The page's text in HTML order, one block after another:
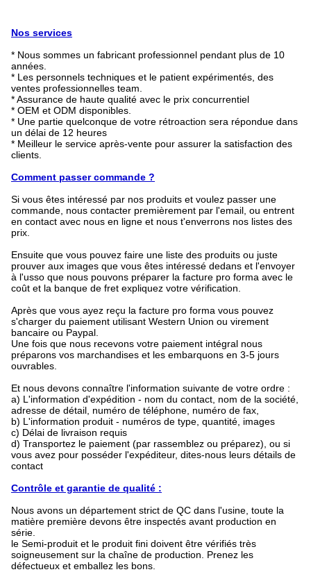
Nos services
* Nous sommes un fabricant professionnel pendant plus de 10
années.
* Les personnels techniques et le patient expérimentés, des
ventes professionnelles team.
* Assurance de haute qualité avec le prix concurrentiel
* OEM et ODM disponibles.
* Une partie quelconque de votre rétroaction sera répondue dans
un délai de 12 heures
* Meilleur le service après-vente pour assurer la satisfaction des
clients.
Comment passer commande ?
Si vous êtes intéressé par nos produits et voulez passer une
commande, nous contacter premièrement par l'email, ou entrent
en contact avec nous en ligne et nous t'enverrons nos listes des
prix.
Ensuite que vous pouvez faire une liste des produits ou juste
prouver aux images que vous êtes intéressé dedans et l'envoyer
à l'usso que nous pouvons préparer la facture pro forma avec le
coût et la banque de fret expliquez votre vérification.
Après que vous ayez reçu la facture pro forma vous pouvez
s'charger du paiement utilisant Western Union ou virement
bancaire ou Paypal.
Une fois que nous recevons votre paiement intégral nous
préparons vos marchandises et les embarquons en 3-5 jours
ouvrables.
Et nous devons connaître l'information suivante de votre ordre :
a) L'information d'expédition - nom du contact, nom de la société,
adresse de détail, numéro de téléphone, numéro de fax,
b) L'information produit - numéros de type, quantité, images
c) Délai de livraison requis
d) Transportez le paiement (par rassemblez ou préparez), ou si
vous avez pour posséder l'expéditeur, dites-nous leurs détails de
contact
Contrôle et garantie de qualité :
Nous avons un département strict de QC dans l'usine, toute la
matière première devons être inspectés avant production en
série.
le Semi-produit et le produit fini doivent être vérifiés très
soigneusement sur la chaîne de production. Prenez les
défectueux et emballez les bons.